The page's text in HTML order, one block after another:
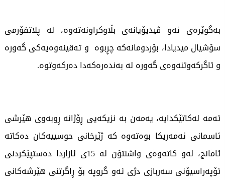
بەگوێرەی ئەو ڤیدیۆیانەی بڵاوکراونەتەوە، لە پلاتفۆرمی
سۆشیال میدیادا، بۆردومانەکە چڕبوە و تەقینەوەیەکی گەورە
و ئاگرکەوتنەوەی گەورە لە بەندەرەکەدا دەرکەوتوە.
ئەمە لەکاتێکدایە، یەمەن بە نزیکەیی ڕۆژانە ڕوبەوی هێرشی
ئاسمانی ئەمەریکا بوەتەوە کە ژێرخانی حوسییەکان دەکاتە
ئامانج، لەو کاتەوەی واشنتۆن لە 15ی ئازاردا دەستپێکردنی
ئۆپەراسیۆنی سەربازی دژی ئەو گروپە بۆ ڕاگرتنی هێرشەکانی